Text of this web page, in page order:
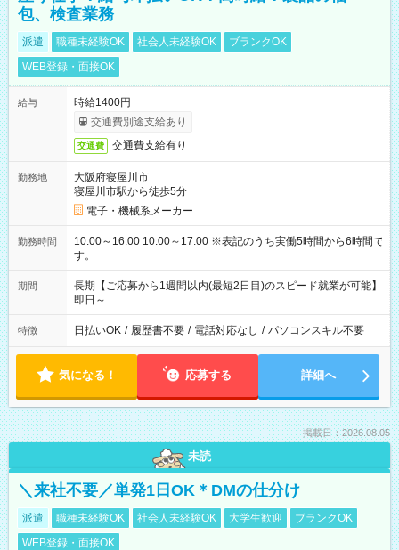
包、検査業務
派遣 職種未経験OK 社会人未経験OK
ブランクOK
WEB登録・面接OK
給与
時給1400円
交通費別途支給あり
交通費 交通費支給有り
勤務地
大阪府寝屋川市
寝屋川市駅から徒歩5分
電子・機械系メーカー
勤務時間
10:00～16:00 10:00～17:00 ※表記のうち実働5時間から6時間で
す。
期間
長期【ご応募から1週間以内(最短2日目)のスピード就業が可能】
即日～
特徴 日払いOK / 履歴書不要 / 電話対応なし / パソコンスキル不要
気になる！ 応募する 詳細へ
掲載日：2026.08.05
未読
＼来社不要／単発1日OK＊DMの仕分け
派遣 職種未経験OK 社会人未経験OK 大学生歓迎
ブランクOK
WEB登録・面接OK